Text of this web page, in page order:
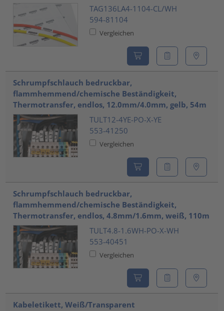
TAG136LA4-1104-CL/WH
594-81104
Vergleichen
Schrumpfschlauch bedruckbar,
flammhemmend/chemische Beständigkeit,
Thermotransfer, endlos, 12.0mm/4.0mm, gelb, 54m
TULT12-4YE-PO-X-YE
553-41250
Vergleichen
Schrumpfschlauch bedruckbar,
flammhemmend/chemische Beständigkeit,
Thermotransfer, endlos, 4.8mm/1.6mm, weiß, 110m
TULT4.8-1.6WH-PO-X-WH
553-40451
Vergleichen
Kabeletikett, Weiß/Transparent